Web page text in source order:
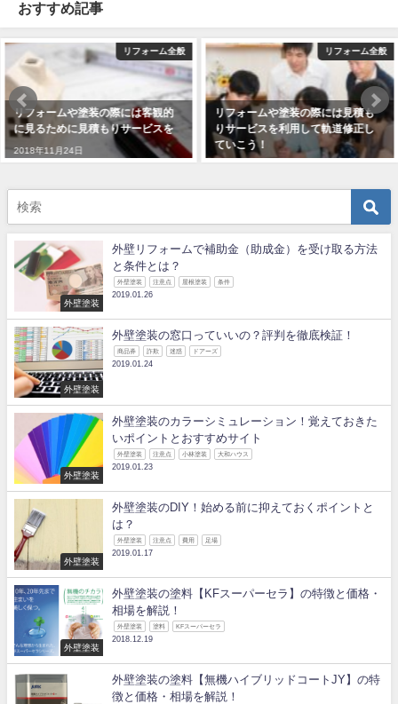
おすすめ記事
リフォーム全般
リフォームや塗装の際には見積も
りサービスを利用して軌道修正し
ていこう！
リフォーム全般
リフォームや塗装で失敗しないた
めにも見積もりサービスを活用し
よう！
外壁塗装
外壁リフォームで補助金（助成金）を受け取る方法
と条件とは？
外壁塗装 注意点 屋根塗装 条件
2019.01.26
外壁塗装
外壁塗装の窓口っていいの？評判を徹底検証！
商品券 詐欺 迷惑 ドアーズ
2019.01.24
外壁塗装
外壁塗装のカラーシミュレーション！覚えておきた
いポイントとおすすめサイト
外壁塗装 注意点 小林塗装 大和ハウス
2019.01.23
外壁塗装
外壁塗装のDIY！始める前に抑えておくポイントと
は？
外壁塗装 注意点 費用 足場
2019.01.17
外壁塗装
外壁塗装の塗料【KFスーパーセラ】の特徴と価格・
相場を解説！
外壁塗装 塗料 KFスーパーセラ
2018.12.19
外壁塗装の塗料【無機ハイブリッドコートJY】の特
徴と価格・相場を解説！